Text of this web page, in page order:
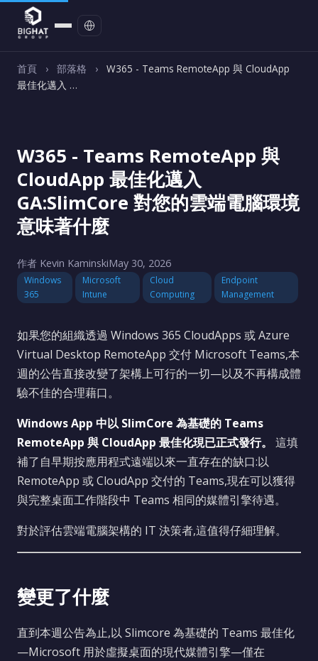
首頁 › 部落格 ›
W365 - Teams RemoteApp 與 CloudApp
最佳化邁入 …
W365 - Teams RemoteApp 與
CloudApp 最佳化邁入
GA:SlimCore 對您的雲端電腦環境
意味著什麼
作者 Kevin KaminskiMay 30, 2026
Windows
365
Microsoft
Intune
Cloud
Computing
Endpoint
Management
如果您的組織透過 Windows 365 CloudApps 或 Azure
Virtual Desktop RemoteApp 交付 Microsoft Teams,本
週的公告直接改變了架構上可行的一切—以及不再構成體
驗不佳的合理藉口。
Windows App 中以 SlimCore 為基礎的 Teams
RemoteApp 與 CloudApp 最佳化現已正式發行。
這填
補了自早期按應用程式遠端以來一直存在的缺口:以
RemoteApp 或 CloudApp 交付的 Teams,現在可以獲得
與完整桌面工作階段中 Teams 相同的媒體引擎待遇。
對於評估雲端電腦架構的 IT 決策者,這值得仔細理解。
變更了什麼
直到本週公告為止,以 Slimcore 為基礎的 Teams 最佳化
—Microsoft 用於虛擬桌面的現代媒體引擎—僅在